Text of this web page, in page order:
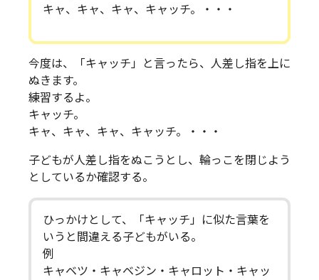
キャ、キャ、キャ、キャッチ。・・・
今度は、「キャッチ」と言ったら、人差し指を上に
ぬきます。
練習するよ。
キャッチ。
キャ、キャ、キャ、キャッチ。・・・
子どもが人差し指をぬこうとし、輪っこを閉じよう
としているか確認する。
ひっかけとして、「キャッチ」に似た言葉を
いうと間違える子どもがいる。
例
キャベツ・キャベジン・キャロット・キャッ